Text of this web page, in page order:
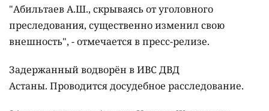
"Абильтаев А.Ш., скрываясь от уголовного
преследования, существенно изменил свою
внешность", - отмечается в пресс-релизе.
Задержанный водворён в ИВС ДВД
Астаны. Проводится досудебное расследование.